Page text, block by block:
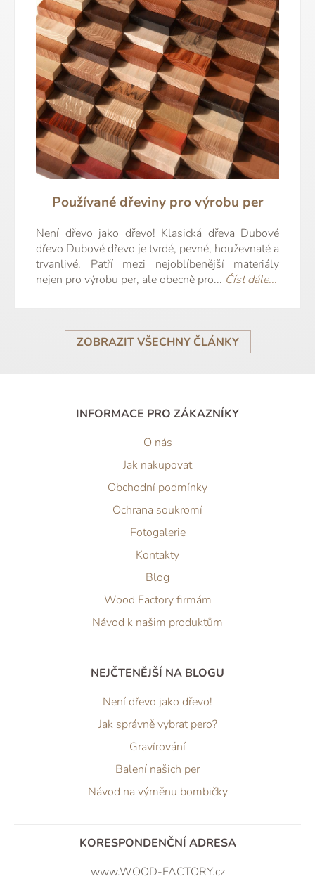
Používané dřeviny pro výrobu per
Není dřevo jako dřevo! Klasická dřeva Dubové
dřevo Dubové dřevo je tvrdé, pevné, houževnaté a
trvanlivé. Patří mezi nejoblíbenější materiály
nejen pro výrobu per, ale obecně pro... Číst dále...
ZOBRAZIT VŠECHNY ČLÁNKY
INFORMACE PRO ZÁKAZNÍKY
O nás
Jak nakupovat
Obchodní podmínky
Ochrana soukromí
Fotogalerie
Kontakty
Blog
Wood Factory firmám
Návod k našim produktům
NEJČTENĚJŠÍ NA BLOGU
Není dřevo jako dřevo!
Jak správně vybrat pero?
Gravírování
Balení našich per
Návod na výměnu bombičky
KORESPONDENČNÍ ADRESA
www.WOOD-FACTORY.cz